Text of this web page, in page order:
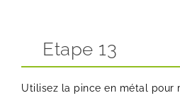
Etape 13
Utilisez la pince en métal pour